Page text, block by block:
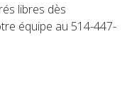
libres dès
équipe au 514-447-